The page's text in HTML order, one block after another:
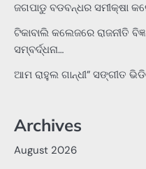
ଜଗପାଡୁ ବଡବନ୍ଧର ସମୀକ୍ଷା
ଟିକାବାଲି କଲେଜରେ ରାଜନୀତି
ସମ୍ବର୍ଦ୍ଧନା…
ଆମ ରାହୁଲ ଗାନ୍ଧୀ” ସଙ୍ଗୀତ
Archives
August 2026